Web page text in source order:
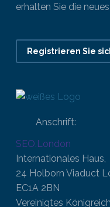
erhalten Sie die
Registrieren Sie
Anschrift:
SEO.London
Internationales Haus,
24 Holborn Viaduct
EC1A 2BN
Vereinigtes Königreich